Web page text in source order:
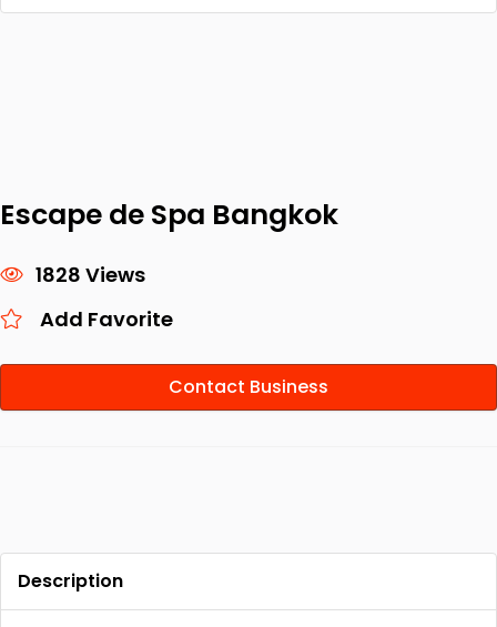
Escape de Spa Bangkok
1828 Views
Add Favorite
Contact Business
Description